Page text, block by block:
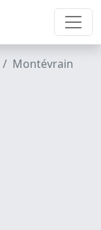
Montévrain